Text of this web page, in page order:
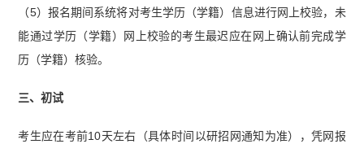
（5）报名期间系统将对考生学历（学籍）信息进行网上校验，未
能通过学历（学籍）网上校验的考生最迟应在网上确认前完成学
历（学籍）核验。
三、初试
考生应在考前10天左右（具体时间以研招网通知为准），凭网报